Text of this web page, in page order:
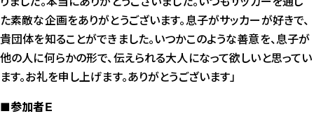
た素敵な企画をありがとうございます。息子がサッカーが好きで、
貴団体を知ることができました。いつかこのような善意を、息子が
他の人に何らかの形で、伝えられる大人になって欲しいと思ってい
ます。お礼を申し上げます。ありがとうございます」
■参加者E